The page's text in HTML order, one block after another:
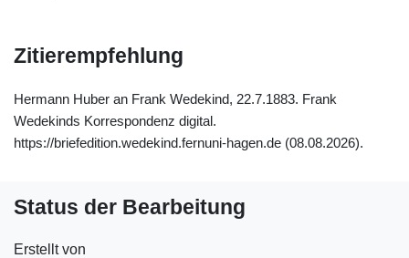
Zitierempfehlung
Hermann Huber an Frank Wedekind, 22.7.1883. Frank
Wedekinds Korrespondenz digital.
https://briefedition.wedekind.fernuni-hagen.de (08.08.2026).
Status der Bearbeitung
Erstellt von